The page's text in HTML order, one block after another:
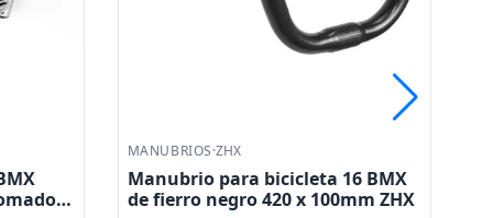
BMX
ZHX
MANUBRIOS·ZHX
Manubrio para bicicleta 16 BMX
cromado 420 x 100mm ZHX